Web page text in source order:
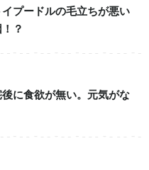
イプードルの毛立ちが悪い
？
後に食欲が無い。元気がな